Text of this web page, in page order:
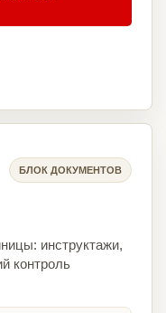
БЛОК ДОКУМЕНТОВ
инструктажи,
контроль